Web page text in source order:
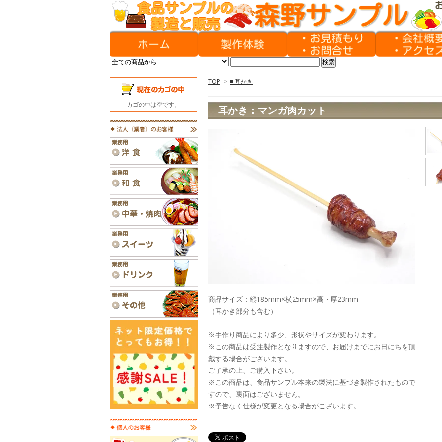
TOP > ■ 耳かき
耳かき：マンガ肉カット
商品サイズ：縦185mm×横25mm×高・厚23mm
（耳かき部分も含む）
※手作り商品により多少、形状やサイズが変わります。
※この商品は受注製作となりますので、お届けまでにお日にちを頂
戴する場合がございます。
ご了承の上、ご購入下さい。
※この商品は、食品サンプル本来の製法に基づき製作されたもので
すので、裏面はございません。
※予告なく仕様が変更となる場合がございます。
カゴの中は空です。